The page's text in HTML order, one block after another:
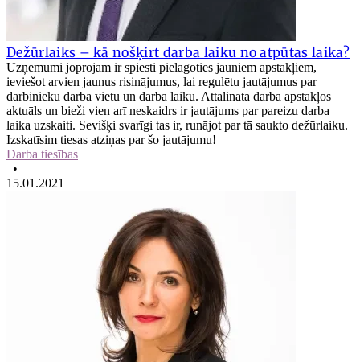
Dežūrlaiks – kā nošķirt darba laiku no atpūtas laika?
Uzņēmumi joprojām ir spiesti pielāgoties jauniem apstākļiem,
ieviešot arvien jaunus risinājumus, lai regulētu jautājumus par
darbinieku darba vietu un darba laiku. Attālinātā darba apstākļos
aktuāls un bieži vien arī neskaidrs ir jautājums par pareizu darba
laika uzskaiti. Sevišķi svarīgi tas ir, runājot par tā saukto dežūrlaiku.
Izskatīsim tiesas atziņas par šo jautājumu!
Darba tiesības
•
15.01.2021